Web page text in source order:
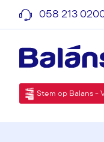
058 213
Stem op Balans -